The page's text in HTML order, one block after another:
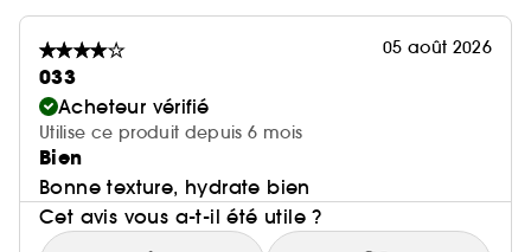
05 août 2026
033
Acheteur vérifié
Utilise ce produit depuis 6 mois
Bien
Bonne texture, hydrate bien
Cet avis vous a-t-il été utile ?